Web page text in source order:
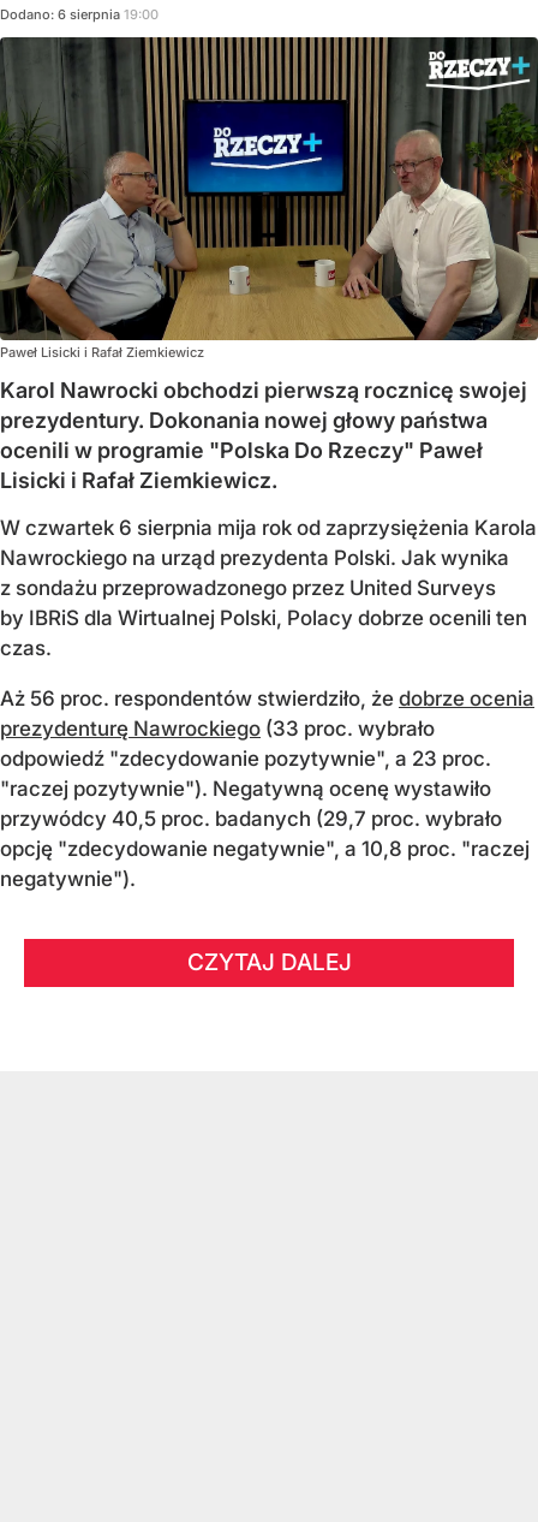
Dodano: 6 sierpnia 19:00
Paweł Lisicki i Rafał Ziemkiewicz
Karol Nawrocki obchodzi pierwszą rocznicę swojej
prezydentury. Dokonania nowej głowy państwa
ocenili w programie "Polska Do Rzeczy" Paweł
Lisicki i Rafał Ziemkiewicz.
W czwartek 6 sierpnia mija rok od zaprzysiężenia Karola
Nawrockiego na urząd prezydenta Polski. Jak wynika
z sondażu przeprowadzonego przez United Surveys
by IBRiS dla Wirtualnej Polski, Polacy dobrze ocenili ten
czas.
Aż 56 proc. respondentów stwierdziło, że dobrze ocenia
prezydenturę Nawrockiego (33 proc. wybrało
odpowiedź "zdecydowanie pozytywnie", a 23 proc.
"raczej pozytywnie"). Negatywną ocenę wystawiło
przywódcy 40,5 proc. badanych (29,7 proc. wybrało
opcję "zdecydowanie negatywnie", a 10,8 proc. "raczej
negatywnie").
CZYTAJ DALEJ